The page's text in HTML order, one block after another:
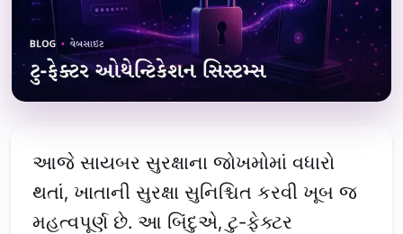
આજે સાયબર સુરક્ષાના જોખમોમાં વધારો
થતાં, ખાતાની સુરક્ષા સુનિશ્ચિત કરવી ખૂબ જ
મહત્વપૂર્ણ છે. આ બિંદુએ, ટુ-ફેક્ટર